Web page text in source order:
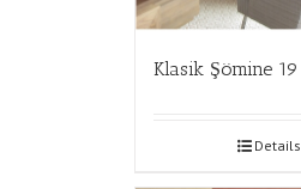
Klasik Şömine 19
Details